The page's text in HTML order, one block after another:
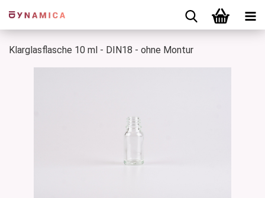
Klarglasflasche 10 ml - DIN18 - ohne Montur